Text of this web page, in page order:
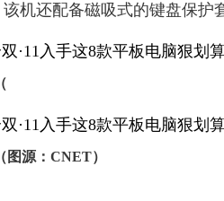
机还配备磁吸式的键盘保护
图源：CNET）